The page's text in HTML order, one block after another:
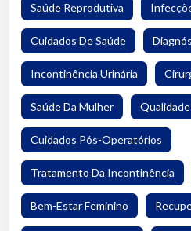
Saúde Reprodutiva
Cuidados De Saúde
Incontinência Urinária
Saúde Da Mulher
Cuidados Pós-Operatórios
Tratamento Da Incontinência
Bem-Estar Feminino